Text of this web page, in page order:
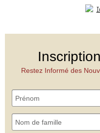
Restez Informé des